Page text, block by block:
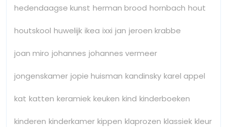
hedendaagse kunst herman brood hornbach hout
houtskool huwelijk ikea ixxi jan jeroen krabbe
joan miro johannes johannes vermeer
jongenskamer jopie huisman kandinsky karel appel
kat katten keramiek keuken kind kinderboeken
kinderen kinderkamer kippen klaprozen klassiek kleur